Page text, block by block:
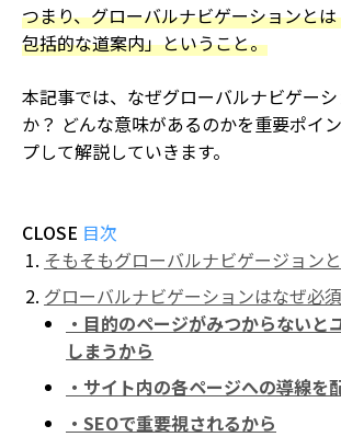
つまり、グローバルナビゲーションと
包括的な道案内」ということ。
本記事では、なぜグローバルナビゲー
か？ どんな意味があるのかを重要ポイ
プして解説していきます。
CLOSE 目次
そもそもグローバルナビゲージョン
グローバルナビゲーションはなぜ必
・目的のページがみつからないと
しまうから
・サイト内の各ページへの導線を
・SEOで重要視されるから